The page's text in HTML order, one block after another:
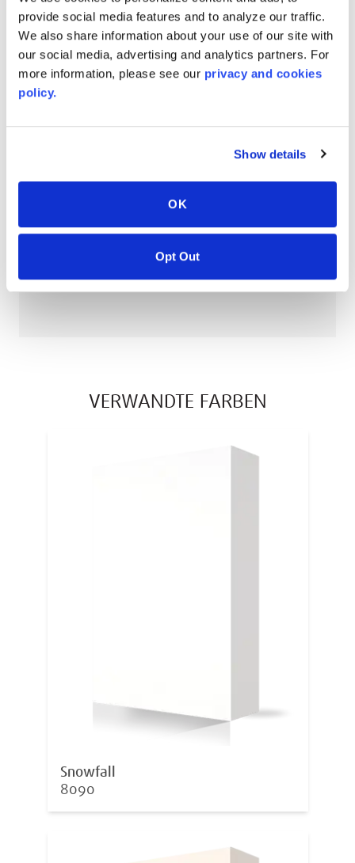
provide social media features and to analyze our traffic.
We also share information about your use of our site with
our social media, advertising and analytics partners. For
more information, please see our privacy and cookies
policy.
Show details
OK
Opt Out
AVONITE® 15 YEAR Warranty
PT # :110-118
VERÖFFENTLICHUNGSDATUM:
AVONITE® 10 YEAR ADVANC3
PT #:110-117
VERÖFFENTLICHUNGSDATUM
VERWANDTE FARBEN
Snowfall
8090